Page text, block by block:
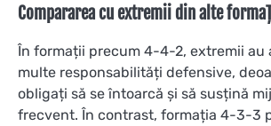
Compararea cu extremii din alte
În formații precum 4-4-2, extremii au
multe responsabilități defensive,
obligați să se întoarcă și să susțină
frecvent. În contrast, formația 4-3-3